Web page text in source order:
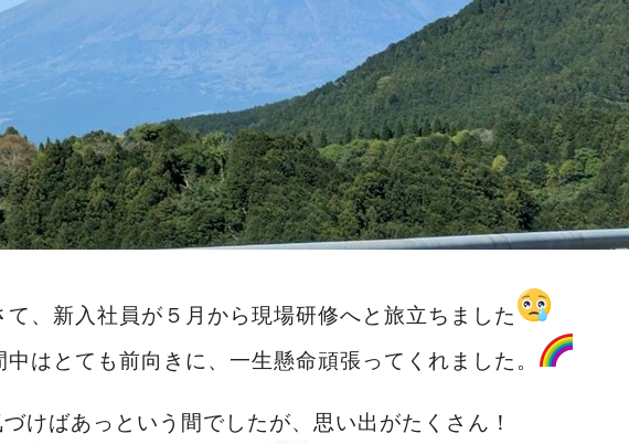
て、新入社員が５月から現場研修へと旅立ちました
中はとても前向きに、一生懸命頑張ってくれました。
けばあっという間でしたが、思い出がたくさん！